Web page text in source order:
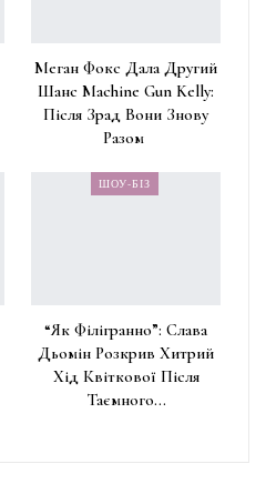
Меган Фокс Дала Другий
Шанс Machine Gun Kelly:
Після Зрад Вони Знову
Разом
ШОУ-БІЗ
“Як Філігранно”: Слава
Дьомін Розкрив Хитрий
Хід Квіткової Після
Таємного…